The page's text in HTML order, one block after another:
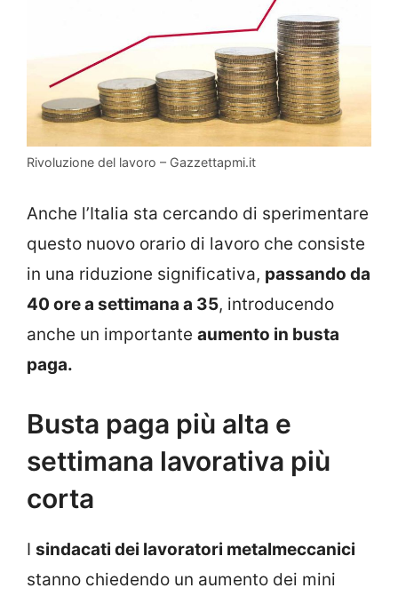
Rivoluzione del lavoro – Gazzettapmi.it
Anche l’Italia sta cercando di sperimentare
questo nuovo orario di lavoro che consiste
in una riduzione significativa, passando da
40 ore a settimana a 35, introducendo
anche un importante aumento in busta
paga.
Busta paga più alta e
settimana lavorativa più
corta
I sindacati dei lavoratori metalmeccanici
stanno chiedendo un aumento dei mini